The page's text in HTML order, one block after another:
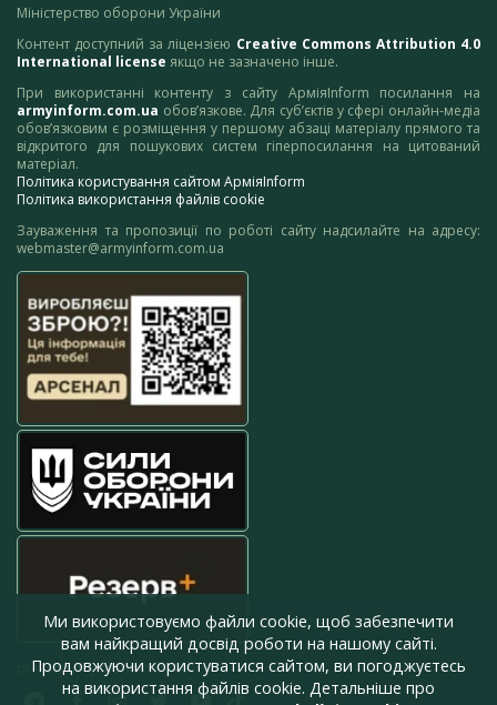
Міністерство оборони України
Контент доступний за ліцензією Creative Commons Attribution 4.0
International license якщо не зазначено інше.
При використанні контенту з сайту АрміяInform посилання на
armyinform.com.ua обов’язкове. Для суб’єктів у сфері онлайн-медіа
обов’язковим є розміщення у першому абзаці матеріалу прямого та
відкритого для пошукових систем гіперпосилання на цитований
матеріал.
Політика користування сайтом АрміяInform
Політика використання файлів cookie
Зауваження та пропозиції по роботі сайту надсилайте на адресу:
webmaster@armyinform.com.ua
press@armyinform.com.ua
Ми використовуємо файли cookie, щоб забезпечити
вам найкращий досвід роботи на нашому сайті.
Продовжуючи користуватися сайтом, ви погоджуєтесь
на використання файлів cookie. Детальніше про